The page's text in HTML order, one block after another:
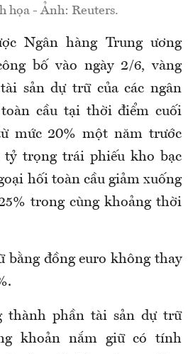
họa - Ảnh: Reuters.
Ngân hàng Trung ương
bố vào ngày 2/6, vàng
sản dự trữ của các ngân
cầu tại thời điểm cuối
mức 20% một năm trước
tỷ trọng trái phiếu kho bạc
hối toàn cầu giảm xuống
trong cùng khoảng thời
bằng đồng euro không thay
thành phần tài sản dự trữ
khoản nắm giữ có tính